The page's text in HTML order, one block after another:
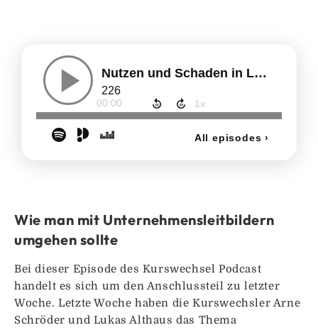
Wie man mit Unternehmensleitbildern
umgehen sollte
Bei dieser Episode des Kurswechsel Podcast
handelt es sich um den Anschlussteil zu letzter
Woche. Letzte Woche haben die Kurswechsler Arne
Schröder und Lukas Althaus das Thema